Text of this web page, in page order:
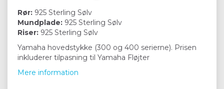
Rør: 925 Sterling Sølv
Mundplade: 925 Sterling Sølv
Riser: 925 Sterling Sølv
Yamaha hovedstykke (300 og 400 serierne). Prisen
inkluderer tilpasning til Yamaha Fløjter
Mere information